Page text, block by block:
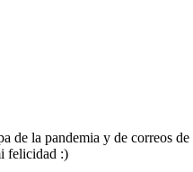
la pandemia y de correos
felicidad :)